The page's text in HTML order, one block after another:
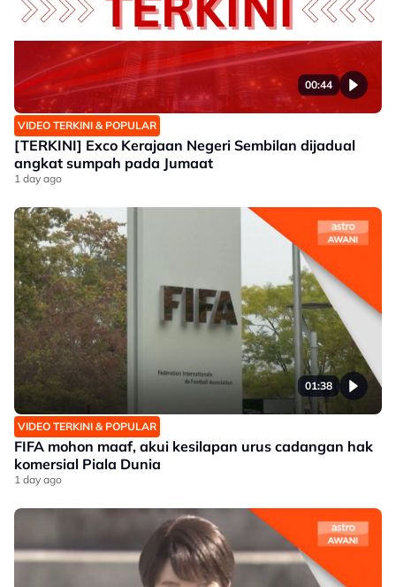
00:44
VIDEO TERKINI & POPULAR
[TERKINI] Exco Kerajaan Negeri Sembilan dijadual
angkat sumpah pada Jumaat
1 day ago
01:38
VIDEO TERKINI & POPULAR
FIFA mohon maaf, akui kesilapan urus cadangan hak
komersial Piala Dunia
1 day ago